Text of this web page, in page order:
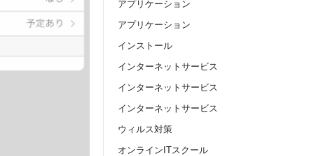
アプリケーション
アプリケーション
インストール
インターネットサービス
インターネットサービス
インターネットサービス
ウィルス対策
オンラインITスクール